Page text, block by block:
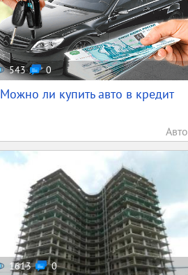
543 0
Можно ли купить авто в кредит
Авто
1613 0